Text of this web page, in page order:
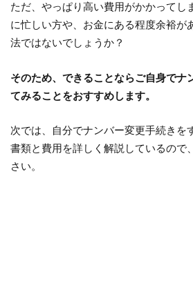
ただ、やっぱり高い費用がかかってし
に忙しい方や、お金にある程度余裕が
法ではないでしょうか？
そのため、できることならご自身でナ
てみることをおすすめします。
次では、自分でナンバー変更手続きを
書類と費用を詳しく解説しているので
さい。